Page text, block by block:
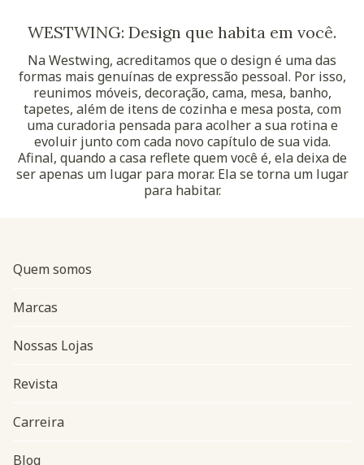
WESTWING: Design que habita em você.
Na Westwing, acreditamos que o design é uma das
formas mais genuínas de expressão pessoal. Por isso,
reunimos móveis, decoração, cama, mesa, banho,
tapetes, além de itens de cozinha e mesa posta, com
uma curadoria pensada para acolher a sua rotina e
evoluir junto com cada novo capítulo de sua vida.
Afinal, quando a casa reflete quem você é, ela deixa de
ser apenas um lugar para morar. Ela se torna um lugar
para habitar.
Quem somos
Marcas
Nossas Lojas
Revista
Carreira
Blog